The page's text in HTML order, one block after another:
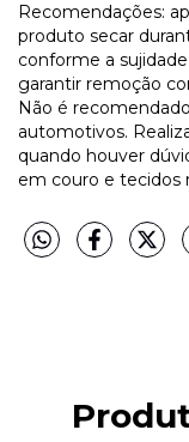
Recomendações:
produto secar
conforme a
garantir remoção
Não é
automotivos.
quando houver
em couro e tecidos